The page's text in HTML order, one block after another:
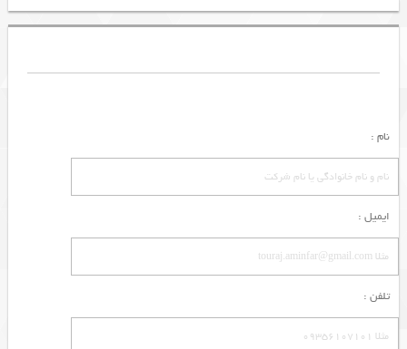
نام :
ایمیل :
تلفن :